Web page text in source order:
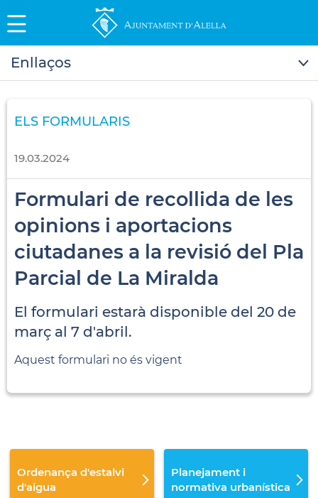
Enllaços
ELS FORMULARIS
19.03.2024
Formulari de recollida de les
opinions i aportacions
ciutadanes a la revisió del Pla
Parcial de La Miralda
El formulari estarà disponible del 20 de
març al 7 d'abril.
Aquest formulari no és vigent
Ordenança d'estalvi
d'aigua
Planejament i
normativa urbanística